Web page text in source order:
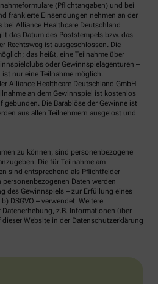
(Pflichtangaben) und bei
frankierte Einsendungen nehmen an der
bei Alliance Healthcare Deutschland
das Datum des Poststempels bzw. das
Rechtsweg ist ausgeschlossen. Die
das heißt, eine Teilnahme über
oder Gewinnspielagenturen –
nur eine Teilnahme möglich.
Alliance Healthcare Deutschland GmbH
an dem Gewinnspiel ist kostenlos
Die Barablöse der Gewinne ist
aus allen Teilnehmern ausgelost und
zu können, sind personenbezogene
Die für Teilnahme am
sind entsprechend als Pflichtfelder
Daten werden
des Gewinnspiels – zur Erfüllung eines
DSGVO – verwendet. Weitere
z.B. Informationen über
Website in der Datenschutzerklärung